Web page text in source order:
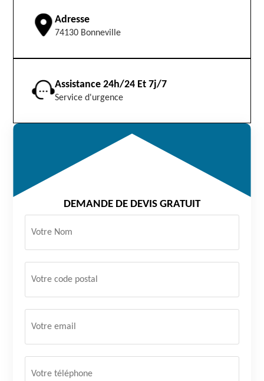
Adresse
74130 Bonneville
Assistance 24h/24 Et 7j/7
Service d'urgence
DEMANDE DE DEVIS GRATUIT